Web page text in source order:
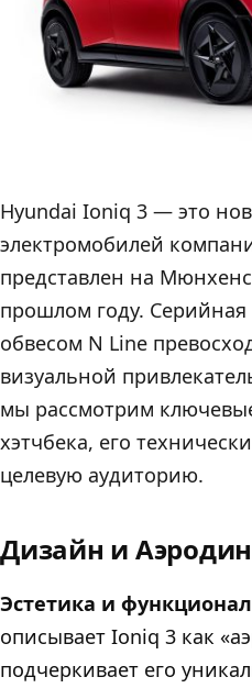
Hyundai Ioniq 3 — это
электромобилей
представлен на
прошлом году. Серийная
обвесом N Line
визуальной
мы рассмотрим
хэтчбека, его
целевую аудиторию.
Дизайн и
Эстетика и
описывает Ioniq 3 как
подчеркивает его